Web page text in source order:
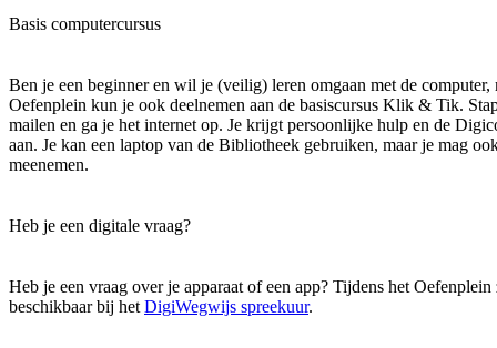
Basis computercursus
Ben je een beginner en wil je (veilig) leren omgaan met de
Oefenplein kun je ook deelnemen aan de basiscursus Klik & Tik.
mailen en ga je het internet op. Je krijgt persoonlijke hulp en de
aan. Je kan een laptop van de Bibliotheek gebruiken, maar je mag
meenemen.
Heb je een digitale vraag?
Heb je een vraag over je apparaat of een app? Tijdens het
beschikbaar bij het DigiWegwijs spreekuur.